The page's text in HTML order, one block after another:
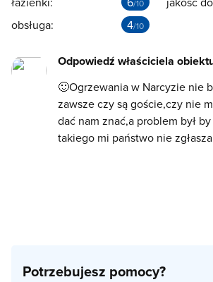
/10
obsługa: 4/10
Odpowiedź właściciela
🙂Ogrzewania w Narcyzie nie
zawsze czy są goście,czy nie
dać nam znać,a problem był
takiego mi państwo nie
Potrzebujesz pomocy?